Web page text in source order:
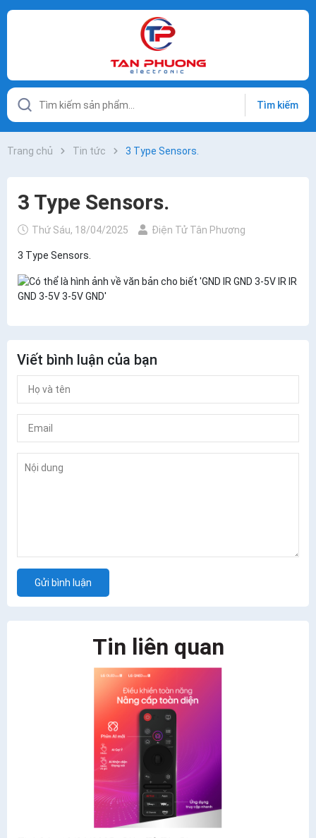
Tìm kiếm
Trang chủ Tin tức 3 Type Sensors.
3 Type Sensors.
Thứ Sáu, 18/04/2025 Điện Tử Tân Phương
3 Type Sensors.
Viết bình luận của bạn
Gửi bình luận
Tin liên quan